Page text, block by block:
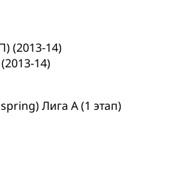
14)
Лига А (1 этап)